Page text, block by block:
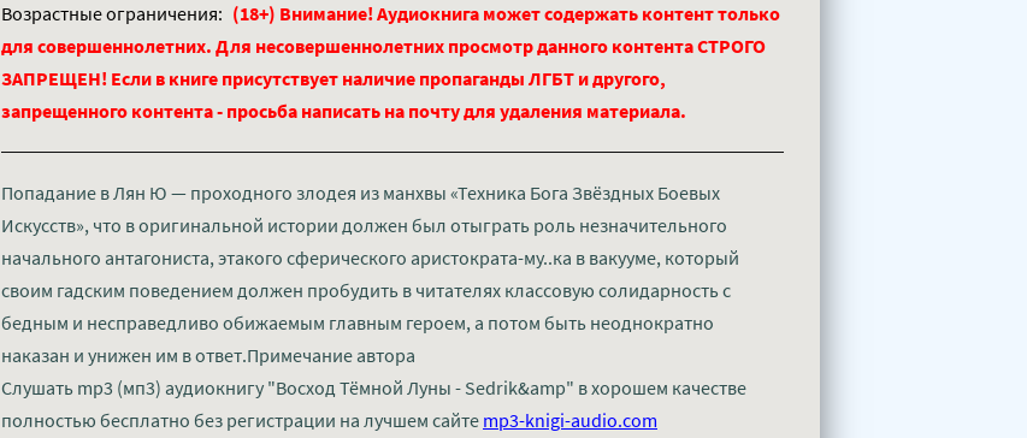
Возрастные ограничения: (18+) Внимание! Аудиокнига может содержать контент только
для совершеннолетних. Для несовершеннолетних просмотр данного контента СТРОГО
ЗАПРЕЩЕН! Если в книге присутствует наличие пропаганды ЛГБТ и другого,
запрещенного контента - просьба написать на почту для удаления материала.
Попадание в Лян Ю — проходного злодея из манхвы «Техника Бога Звёздных Боевых
Искусств», что в оригинальной истории должен был отыграть роль незначительного
начального антагониста, этакого сферического аристократа-му..ка в вакууме, который
своим гадским поведением должен пробудить в читателях классовую солидарность с
бедным и несправедливо обижаемым главным героем, а потом быть неоднократно
наказан и унижен им в ответ.Примечание автора
Слушать mp3 (мп3) аудиокнигу "Восход Тёмной Луны - Sedrik&amp" в хорошем качестве
полностью бесплатно без регистрации на лучшем сайте mp3-knigi-audio.com